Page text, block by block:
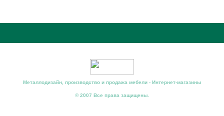
Металлодизайн, производство и продажа мебели - Интернет-магазины
© 2007 Все права защищены.